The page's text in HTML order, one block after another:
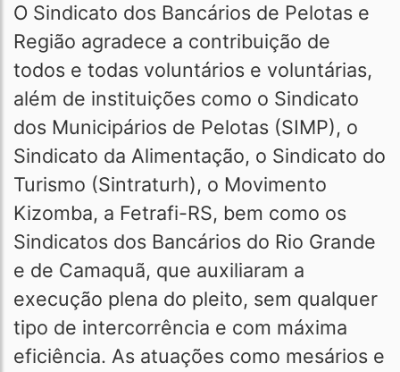
O Sindicato dos Bancários de Pelotas e
Região agradece a contribuição de
todos e todas voluntários e voluntárias,
além de instituições como o Sindicato
dos Municipários de Pelotas (SIMP), o
Sindicato da Alimentação, o Sindicato do
Turismo (Sintraturh), o Movimento
Kizomba, a Fetrafi-RS, bem como os
Sindicatos dos Bancários do Rio Grande
e de Camaquã, que auxiliaram a
execução plena do pleito, sem qualquer
tipo de intercorrência e com máxima
eficiência. As atuações como mesários e